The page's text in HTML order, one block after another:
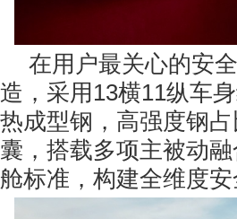
在用户最关心的安
造，采用13横11纵车
热成型钢，高强度钢
囊，搭载多项主被动
舱标准，构建全维度安